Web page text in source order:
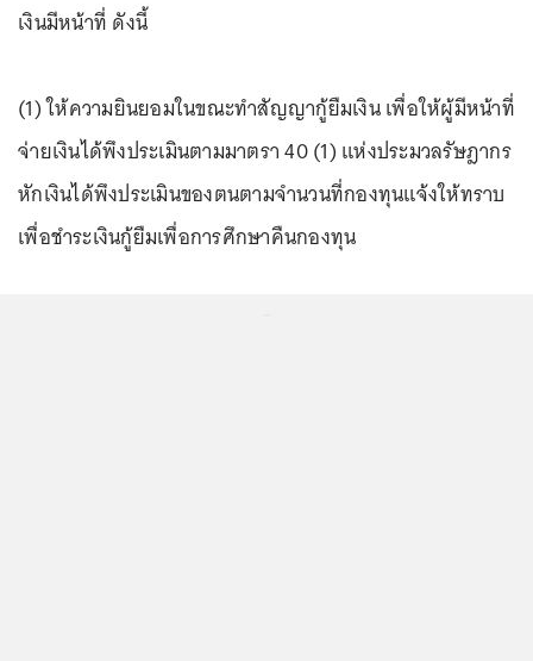
เงินมีหน้าที่ ดังนี้
(1) ให้ความยินยอมในขณะทำสัญญากู้ยืมเงิน เพื่อให้ผู้มีหน้าที่
จ่ายเงินได้พึงประเมินตามมาตรา 40 (1) แห่งประมวลรัษฎากร
หักเงินได้พึงประเมินของตนตามจำนวนที่กองทุนแจ้งให้ทราบ
เพื่อชำระเงินกู้ยืมเพื่อการศึกษาคืนกองทุน